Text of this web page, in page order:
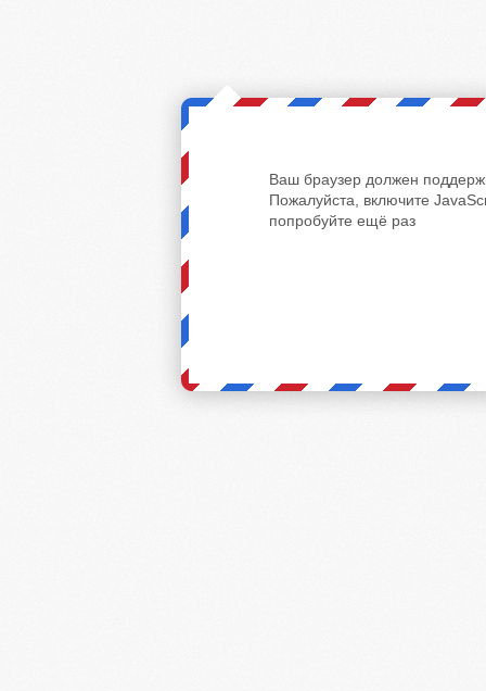
Ваш браузер должен
Пожалуйста, включите
попробуйте ещё раз